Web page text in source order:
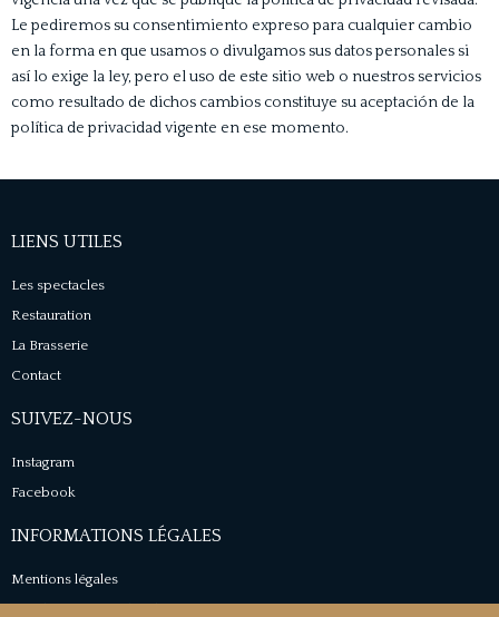
Le pediremos su consentimiento expreso para cualquier cambio
en la forma en que usamos o divulgamos sus datos personales si
así lo exige la ley, pero el uso de este sitio web o nuestros servicios
como resultado de dichos cambios constituye su aceptación de la
política de privacidad vigente en ese momento.
LIENS UTILES
Les spectacles
Restauration
La Brasserie
Contact
SUIVEZ-NOUS
Instagram
Facebook
INFORMATIONS LÉGALES
Mentions légales